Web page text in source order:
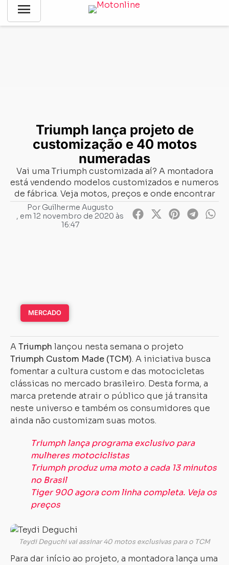
menu
Notícias
Triumph lança projeto de customização
Triumph lança projeto de
customização e 40 motos
numeradas
Vai uma Triumph customizada aí? A montadora
está vendendo modelos customizados e numeros
de fábrica. Veja motos, preços e onde encontrar
PorGuilherme Augusto
, em 12 novembro de 2020 às
16:47
MERCADO
ATriumph lançou nesta semana o projeto
Triumph Custom Made (TCM). A iniciativa busca
fomentar a cultura custom e das motocicletas
clássicas no mercado brasileiro. Desta forma, a
marca pretende atrair o público que já transita
neste universo e também os consumidores que
ainda não customizam suas motos.
Triumph lança programa exclusivo para
mulheres motociclistas
Triumph produz uma moto a cada 13 minutos
no Brasil
Tiger 900 agora com linhacompleta. Veja os
preços
Teydi Deguchi vai assinar 40 motos exclusivas para o TCM
Para dar início ao projeto, a montadora lança uma